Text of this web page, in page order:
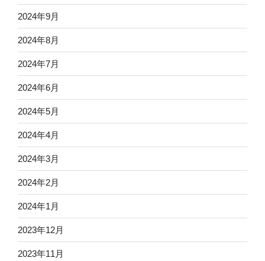
2024年9月
2024年8月
2024年7月
2024年6月
2024年5月
2024年4月
2024年3月
2024年2月
2024年1月
2023年12月
2023年11月